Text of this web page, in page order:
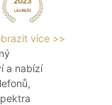
více >>
a nabízí